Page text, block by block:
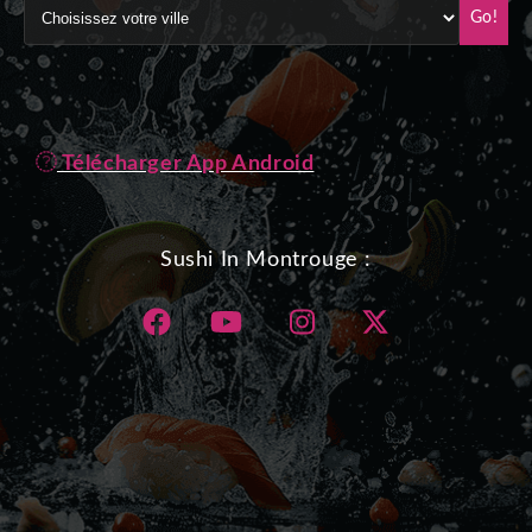
Go!
Télécharger App Android
Sushi In Montrouge :